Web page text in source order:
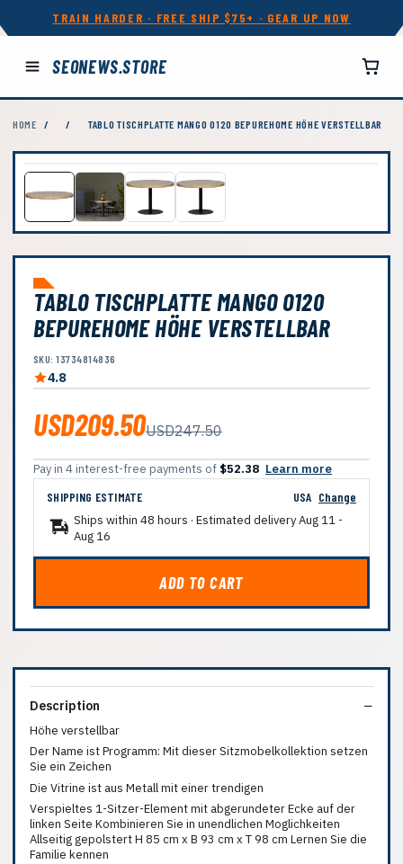
TRAIN HARDER · FREE SHIP $75+ · GEAR UP NOW
SEONEWS.STORE
HOME / / TABLO TISCHPLATTE MANGO O120 BEPUREHOME HÖHE VERSTELLBAR
TABLO TISCHPLATTE MANGO O120
BEPUREHOME HÖHE VERSTELLBAR
SKU: 13734814836
4.8
USD209.50USD247.50
Pay in 4 interest-free payments of $52.38 Learn more
SHIPPING ESTIMATE
USA Change
Ships within 48 hours · Estimated deliveryAug 11 -
Aug 16
ADD TO CART
Description
Höhe verstellbar
Der Name ist Programm: Mit dieser Sitzmobelkollektion setzen
Sie ein Zeichen
Die Vitrine ist aus Metall mit einer trendigen
Verspieltes 1-Sitzer-Element mit abgerundeter Ecke auf der
linken Seite Kombinieren Sie in unendlichen Moglichkeiten
Allseitig gepolstert H 85 cm x B 93 cm x T 98 cm Lernen Sie die
Familie kennen